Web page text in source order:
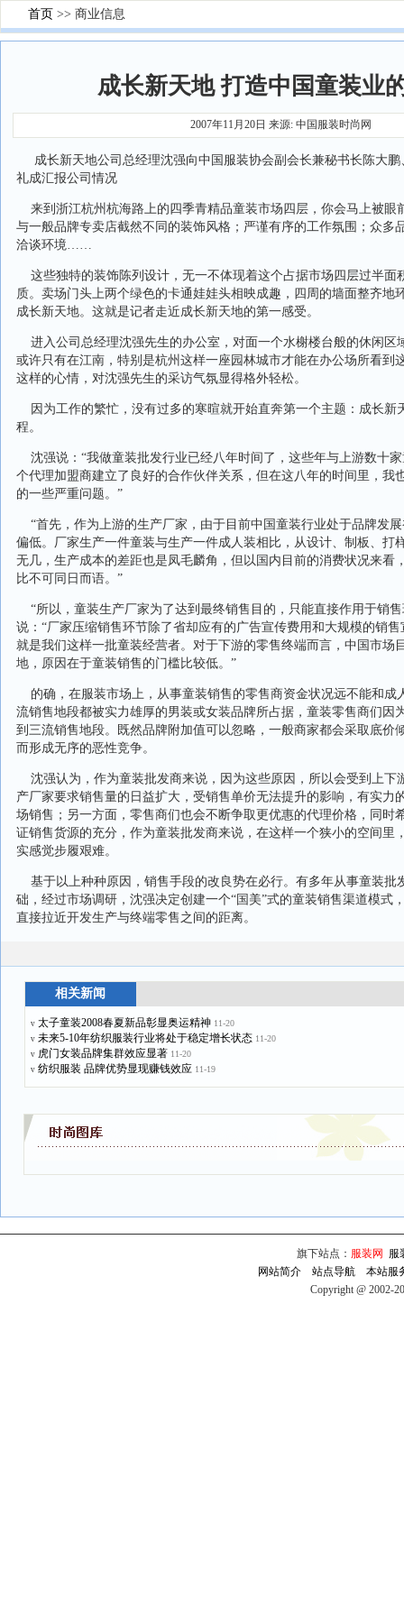
首页 >> 商业信息
成长新天地 打造中国童装业
2007年11月20日 来源: 中国服装时尚网
成长新天地公司总经理沈强向中国服装协会副会长兼秘书长陈大鹏
礼成汇报公司情况
来到浙江杭州杭海路上的四季青精品童装市场四层，你会马上被
与一般品牌专卖店截然不同的装饰风格；严谨有序的工作氛围；众多
洽谈环境……
这些独特的装饰陈列设计，无一不体现着这个占据市场四层过半面
质。卖场门头上两个绿色的卡通娃娃头相映成趣，四周的墙面整齐
成长新天地。这就是记者走近成长新天地的第一感受。
进入公司总经理沈强先生的办公室，对面一个水榭楼台般的休闲区
或许只有在江南，特别是杭州这样一座园林城市才能在办公场所看到
这样的心情，对沈强先生的采访气氛显得格外轻松。
因为工作的繁忙，没有过多的寒暄就开始直奔第一个主题：成长新
程。
沈强说：“我做童装批发行业已经八年时间了，这些年与上游数十
个代理加盟商建立了良好的合作伙伴关系，但在这八年的时间里，我
的一些严重问题。”
“首先，作为上游的生产厂家，由于目前中国童装行业处于品牌发
偏低。厂家生产一件童装与生产一件成人装相比，从设计、制板、打
无几，生产成本的差距也是凤毛麟角，但以国内目前的消费状况来看
比不可同日而语。”
“所以，童装生产厂家为了达到最终销售目的，只能直接作用于销
说：“厂家压缩销售环节除了省却应有的广告宣传费用和大规模的销
就是我们这样一批童装经营者。对于下游的零售终端而言，中国市场
地，原因在于童装销售的门槛比较低。”
的确，在服装市场上，从事童装销售的零售商资金状况远不能和成
流销售地段都被实力雄厚的男装或女装品牌所占据，童装零售商们因
到三流销售地段。既然品牌附加值可以忽略，一般商家都会采取底价
而形成无序的恶性竞争。
沈强认为，作为童装批发商来说，因为这些原因，所以会受到上下
产厂家要求销售量的日益扩大，受销售单价无法提升的影响，有实力
场销售；另一方面，零售商们也会不断争取更优惠的代理价格，同时
证销售货源的充分，作为童装批发商来说，在这样一个狭小的空间里
实感觉步履艰难。
基于以上种种原因，销售手段的改良势在必行。有多年从事童装批
础，经过市场调研，沈强决定创建一个“国美”式的童装销售渠道模式
直接拉近开发生产与终端零售之间的距离。
相关新闻
v 太子童装2008春夏新品彰显奥运精神 11-20
v 未来5-10年纺织服装行业将处于稳定增长状态 11-20
v 虎门女装品牌集群效应显著 11-20
v 纺织服装 品牌优势显现赚钱效应 11-19
旗下站点： 服装网
服
网站简介
站点导航
本站服
Copyright @ 2002-